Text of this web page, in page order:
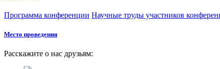
Программа конференции Научные труды участников
Место проведения
Расскажите о нас друзьям: